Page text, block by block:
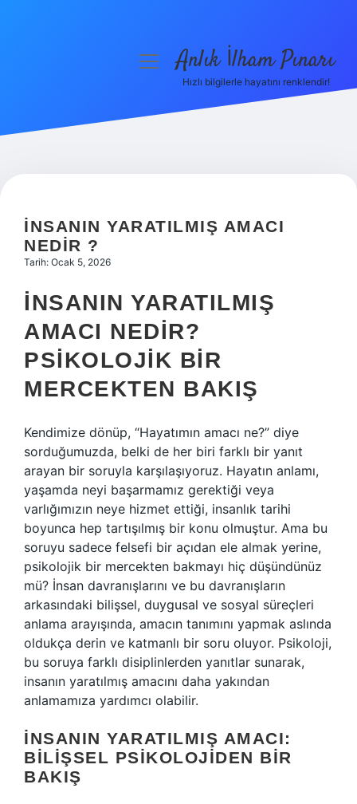
Hakkımızda
menüyüAnlık İlham Pınarı
Hızlı bilgilerle hayatını renklendir!
İNSANIN YARATILMIŞ AMACI
NEDIR ?
Tarih: Ocak 5, 2026
İNSANIN YARATILMIŞ
AMACI NEDIR?
PSIKOLOJIK BIR
MERCEKTEN BAKIŞ
Kendimize dönüp, “Hayatımın amacı ne?” diye
sorduğumuzda, belki de her biri farklı bir yanıt
arayan bir soruyla karşılaşıyoruz. Hayatın anlamı,
yaşamda neyi başarmamız gerektiği veya
varlığımızın neye hizmet ettiği, insanlık tarihi
boyunca hep tartışılmış bir konu olmuştur. Ama bu
soruyu sadece felsefi bir açıdan ele almak yerine,
psikolojik bir mercekten bakmayı hiç düşündünüz
mü? İnsan davranışlarını ve bu davranışların
arkasındaki bilişsel, duygusal ve sosyal süreçleri
anlama arayışında, amacın tanımını yapmak aslında
oldukça derin ve katmanlı bir soru oluyor. Psikoloji,
bu soruya farklı disiplinlerden yanıtlar sunarak,
insanın yaratılmış amacını daha yakından
anlamamıza yardımcı olabilir.
İNSANIN YARATILMIŞ AMACI:
BILIŞSEL PSIKOLOJIDEN BIR
BAKIŞ